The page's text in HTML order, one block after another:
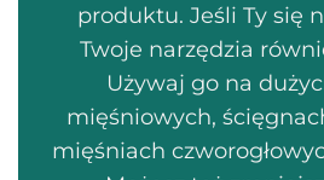
produktu. Jeśli Ty się
Twoje narzędzia
Używaj go na
mięśniowych,
mięśniach